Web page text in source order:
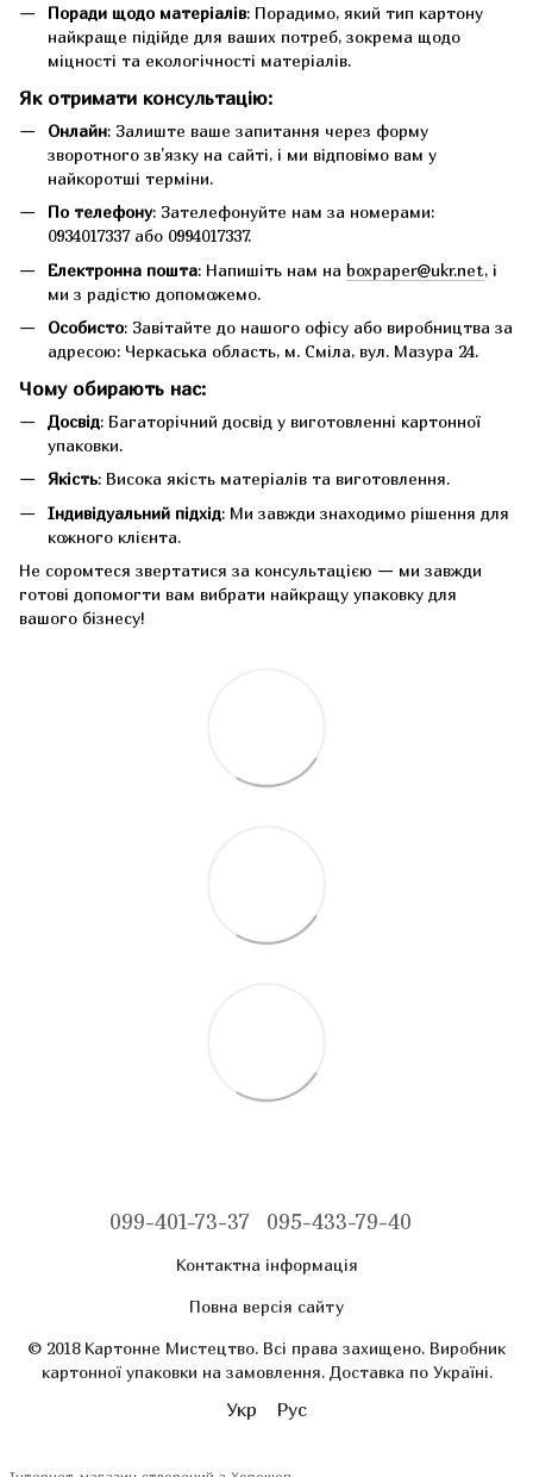
Поради щодо матеріалів: Порадимо, який тип картону
найкраще підійде для ваших потреб, зокрема щодо
міцності та екологічності матеріалів.
Як отримати консультацію:
Онлайн: Залиште ваше запитання через форму
зворотного зв'язку на сайті, і ми відповімо вам у
найкоротші терміни.
По телефону: Зателефонуйте нам за номерами:
0934017337 або 0994017337.
Електронна пошта: Напишіть нам на boxpaper@ukr.net, і
ми з радістю допоможемо.
Особисто: Завітайте до нашого офісу або виробництва за
адресою: Черкаська область, м. Сміла, вул. Мазура 24.
Чому обирають нас:
Досвід: Багаторічний досвід у виготовленні картонної
упаковки.
Якість: Висока якість матеріалів та виготовлення.
Індивідуальний підхід: Ми завжди знаходимо рішення для
кожного клієнта.
Не соромтеся звертатися за консультацією — ми завжди
готові допомогти вам вибрати найкращу упаковку для
вашого бізнесу!
099-401-73-37 095-433-79-40
Контактна інформація
Повна версія сайту
© 2018 Картонне Мистецтво. Всі права захищено. Виробник
картонної упаковки на замовлення. Доставка по Україні.
Укр Рус